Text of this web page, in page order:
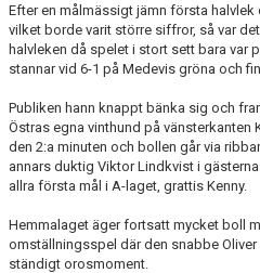
Efter en målmässigt jämn första halvlek
vilket borde varit större siffror, så var
halvleken då spelet i stort sett bara var
stannar vid 6-1 på Medevis gröna och
Publiken hann knappt bänka sig och
Östras egna vinthund på
den 2:a minuten och bollen går via
annars duktig Viktor Lindkvist i
allra första mål i A-laget, grattis Kenny.
Hemmalaget äger fortsatt mycket boll
omställningsspel där den snabbe
ständigt orosmoment.